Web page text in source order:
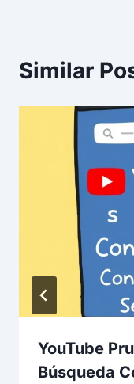
Similar
YouTube
Búsqueda